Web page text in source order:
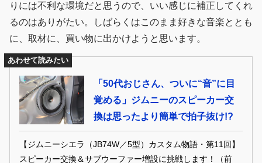
りには不利な環境だと思うので、いい感じに補正してくれ
るのはありがたい。しばらくはこのまま好きな音楽ととも
に、取材に、買い物に出かけようと思います。
あわせて読みたい
「50代おじさん、ついに“音”に目
覚める」ジムニーのスピーカー交
換は思ったより簡単で拍子抜け!?
【ジムニーシエラ（JB74W／5型）カスタム物語・第11回】
スピーカー交換＆サブウーファー増設に挑戦します！（前